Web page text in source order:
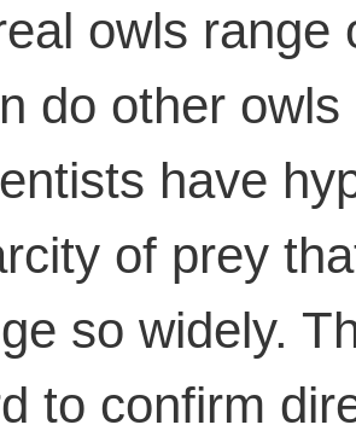
owls range
do other
have
of prey
so widely.
to confirm